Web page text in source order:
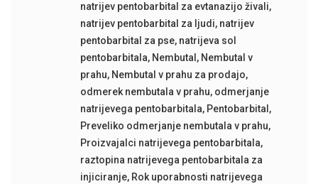
natrijev pentobarbital za evtanazijo živali,
natrijev pentobarbital za ljudi, natrijev
pentobarbital za pse, natrijeva sol
pentobarbitala, Nembutal , Nembutal v
prahu, Nembutal v prahu za prodajo,
odmerek nembutala v prahu, odmerjanje
natrijevega pentobarbitala, Pentobarbital ,
Preveliko odmerjanje nembutala v prahu,
Proizvajalci natrijevega pentobarbitala,
raztopina natrijevega pentobarbitala za
injiciranje, Rok uporabnosti natrijevega